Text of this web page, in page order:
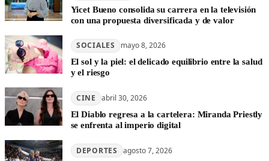
Yicet Bueno consolida su carrera en la televisión
con una propuesta diversificada y de valor
SOCIALES mayo 8, 2026
El sol y la piel: el delicado equilibrio entre la salud
y el riesgo
CINE abril 30, 2026
El Diablo regresa a la cartelera: Miranda Priestly
se enfrenta al imperio digital
DEPORTES agosto 7, 2026